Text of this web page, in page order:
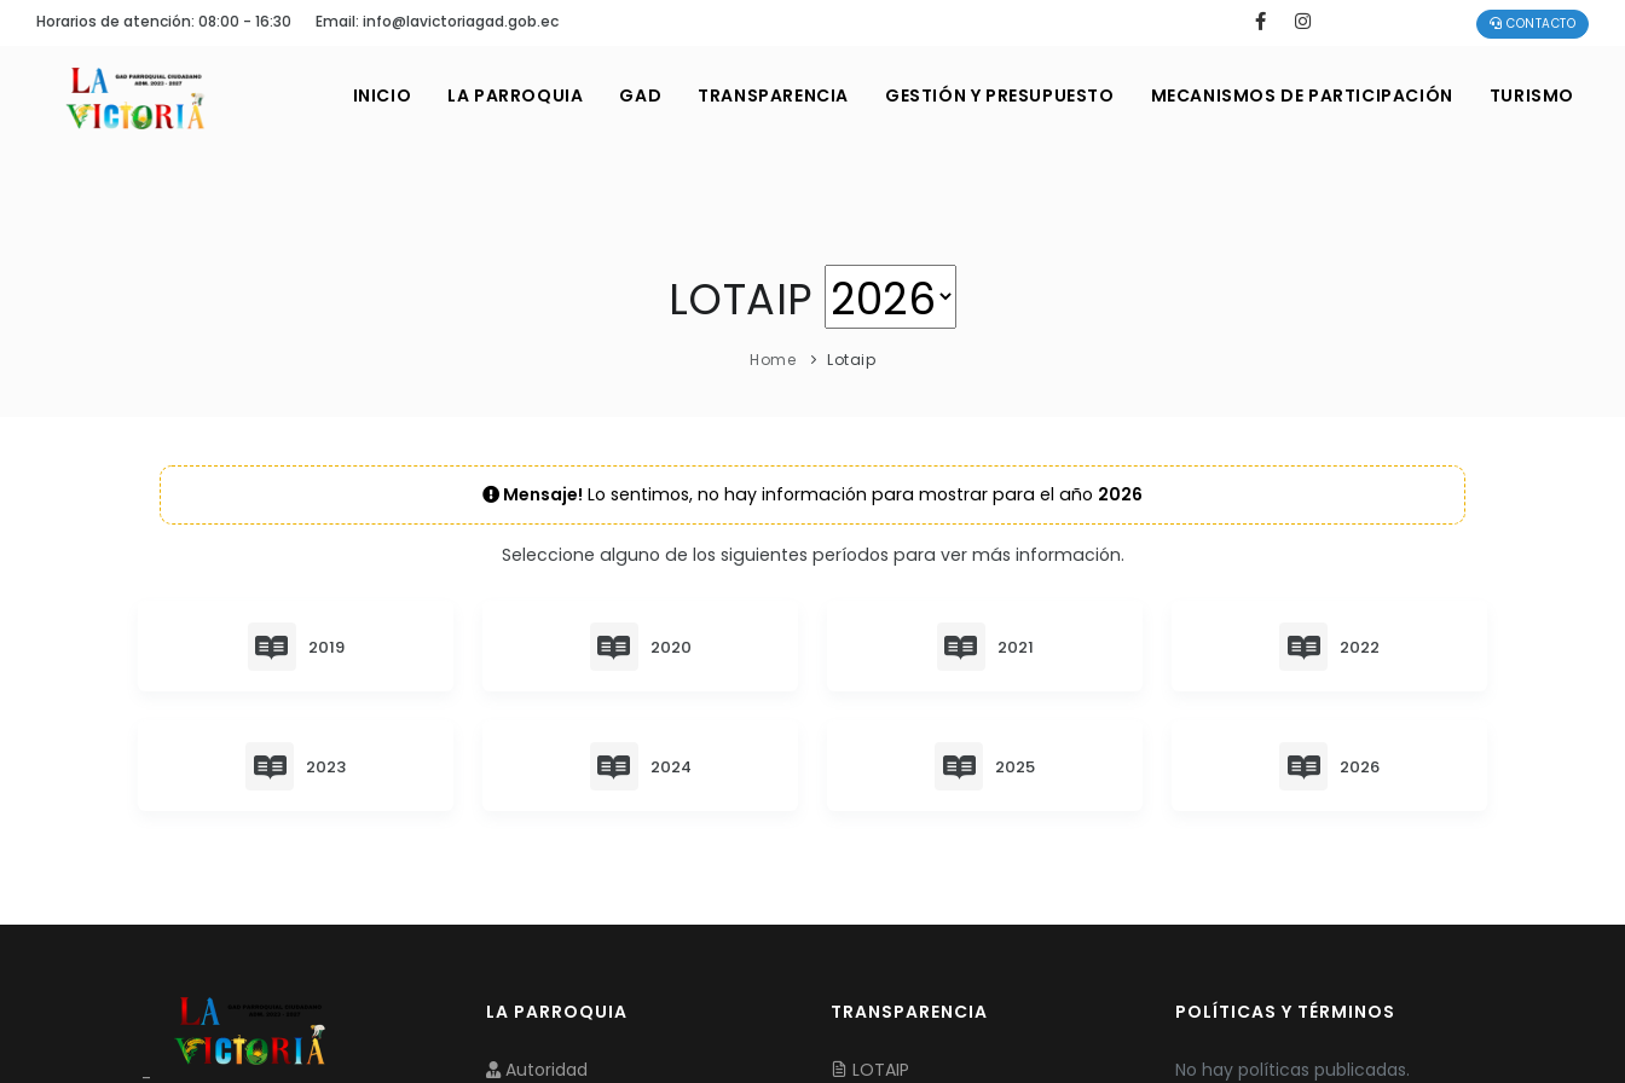
Horarios de atención: 08:00 - 16:30 Email: info@lavictoriagad.gob.ec CONTACTO
INICIO LA PARROQUIA GAD TRANSPARENCIA GESTIÓN Y PRESUPUESTO MECANISMOS DE PARTICIPACIÓN TURISMO
LOTAIP
Home Lotaip
Mensaje! Lo sentimos, no hay información para mostrar para el año 2026
Seleccione alguno de los siguientes períodos para ver más información.
2019 2020 2021 2022
2023 2024 2025 2026
LA PARROQUIA
Autoridad
TRANSPARENCIA
LOTAIP
POLÍTICAS Y TÉRMINOS
No hay políticas publicadas.